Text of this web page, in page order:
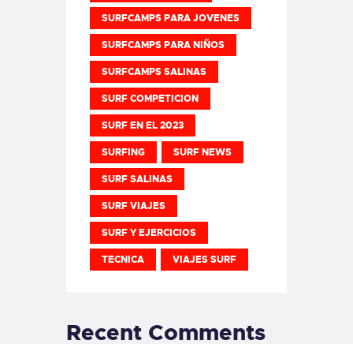
SURFCAMPS PARA JOVENES
SURFCAMPS PARA NIÑOS
SURFCAMPS SALINAS
SURF COMPETICION
SURF EN EL 2023
SURFING SURF NEWS
SURF SALINAS
SURF VIAJES
SURF Y EJERCICIOS
TECNICA VIAJES SURF
Recent Comments